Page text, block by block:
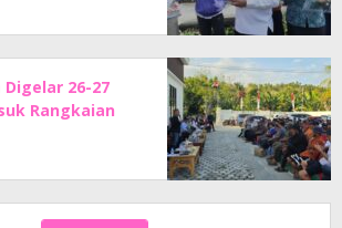
Digelar 26-27
Rangkaian